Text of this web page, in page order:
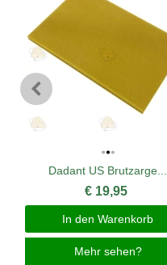
Dadant US Brutzarge...
€ 19,95
In den Warenkorb
Mehr sehen?